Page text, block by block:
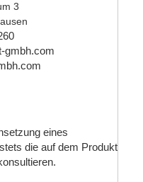
3
gmbh.com
eines
die auf dem Produkt